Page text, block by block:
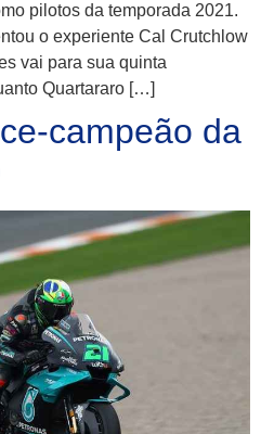
pilotos da temporada 2021.
o experiente Cal Crutchlow
vai para sua quinta
Quartararo […]
campeão da